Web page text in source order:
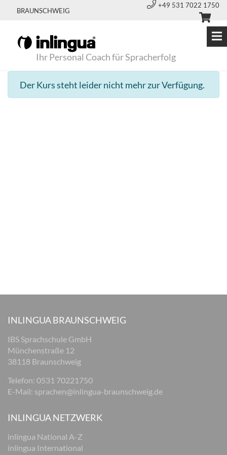
BRAUNSCHWEIG
+49 531 7022 1750
Ihr Personal Coach für Spracherfolg
Der Kurs steht leider nicht mehr zur Verfügung.
INLINGUA BRAUNSCHWEIG
IBS Sprachschule GmbH
Münchenstraße 12
38118 Braunschweig
Telefon: 0531 70221750
E-Mail: sprachen@inlingua-braunschweig.de
INLINGUA NETZWERK
inlingua National A-Z
inlingua International